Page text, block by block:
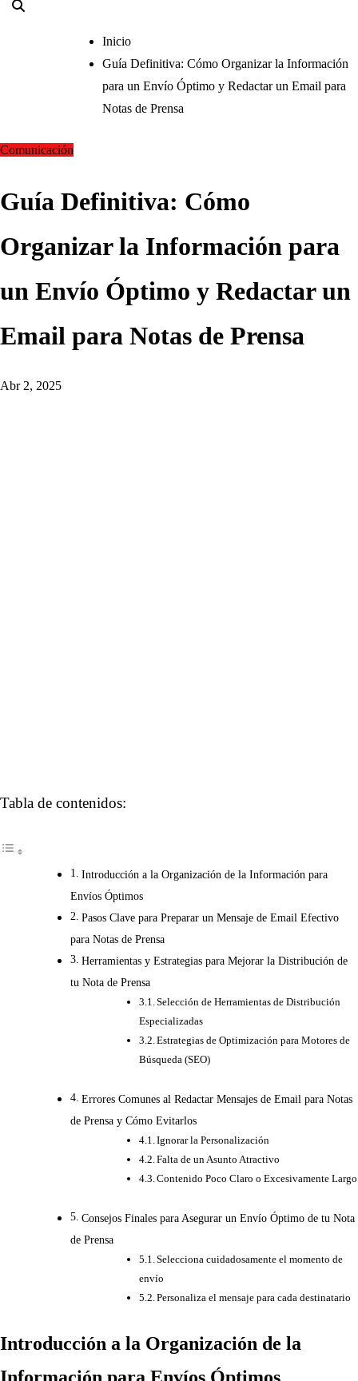
Inicio
Guía Definitiva: Cómo Organizar la Información
para un Envío Óptimo y Redactar un Email para
Notas de Prensa
Comunicación
Guía Definitiva: Cómo
Organizar la Información para
un Envío Óptimo y Redactar un
Email para Notas de Prensa
Abr 2, 2025
Tabla de contenidos:
Introducción a la Organización de la Información para
Envíos Óptimos
Pasos Clave para Preparar un Mensaje de Email Efectivo
para Notas de Prensa
Herramientas y Estrategias para Mejorar la Distribución de
tu Nota de Prensa
Selección de Herramientas de Distribución
Especializadas
Estrategias de Optimización para Motores de
Búsqueda (SEO)
Errores Comunes al Redactar Mensajes de Email para Notas
de Prensa y Cómo Evitarlos
Ignorar la Personalización
Falta de un Asunto Atractivo
Contenido Poco Claro o Excesivamente Largo
Consejos Finales para Asegurar un Envío Óptimo de tu Nota
de Prensa
Selecciona cuidadosamente el momento de
envío
Personaliza el mensaje para cada destinatario
Introducción a la Organización de la
Información para Envíos Óptimos